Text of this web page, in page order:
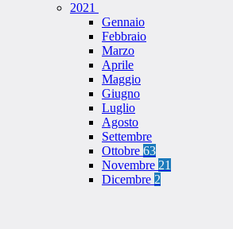
2021
Gennaio
Febbraio
Marzo
Aprile
Maggio
Giugno
Luglio
Agosto
Settembre
Ottobre 63
Novembre 21
Dicembre 2